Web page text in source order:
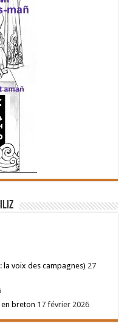
Iliz
voix des campagnes) 27
breton 17 février 2026